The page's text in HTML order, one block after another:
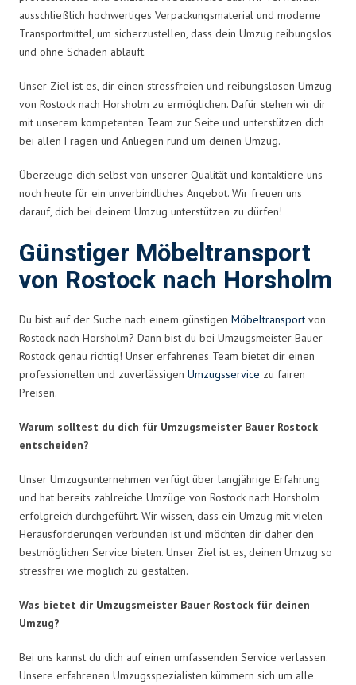
ausschließlich hochwertiges Verpackungsmaterial und moderne
Transportmittel, um sicherzustellen, dass dein Umzug reibungslos
und ohne Schäden abläuft.
Unser Ziel ist es, dir einen stressfreien und reibungslosen Umzug
von Rostock nach Horsholm zu ermöglichen. Dafür stehen wir dir
mit unserem kompetenten Team zur Seite und unterstützen dich
bei allen Fragen und Anliegen rund um deinen Umzug.
Überzeuge dich selbst von unserer Qualität und kontaktiere uns
noch heute für ein unverbindliches Angebot. Wir freuen uns
darauf, dich bei deinem Umzug unterstützen zu dürfen!
Günstiger Möbeltransport
von Rostock nach Horsholm
Du bist auf der Suche nach einem günstigen Möbeltransport von
Rostock nach Horsholm? Dann bist du bei Umzugsmeister Bauer
Rostock genau richtig! Unser erfahrenes Team bietet dir einen
professionellen und zuverlässigen Umzugsservice zu fairen
Preisen.
Warum solltest du dich für Umzugsmeister Bauer Rostock
entscheiden?
Unser Umzugsunternehmen verfügt über langjährige Erfahrung
und hat bereits zahlreiche Umzüge von Rostock nach Horsholm
erfolgreich durchgeführt. Wir wissen, dass ein Umzug mit vielen
Herausforderungen verbunden ist und möchten dir daher den
bestmöglichen Service bieten. Unser Ziel ist es, deinen Umzug so
stressfrei wie möglich zu gestalten.
Was bietet dir Umzugsmeister Bauer Rostock für deinen
Umzug?
Bei uns kannst du dich auf einen umfassenden Service verlassen.
Unsere erfahrenen Umzugsspezialisten kümmern sich um alle